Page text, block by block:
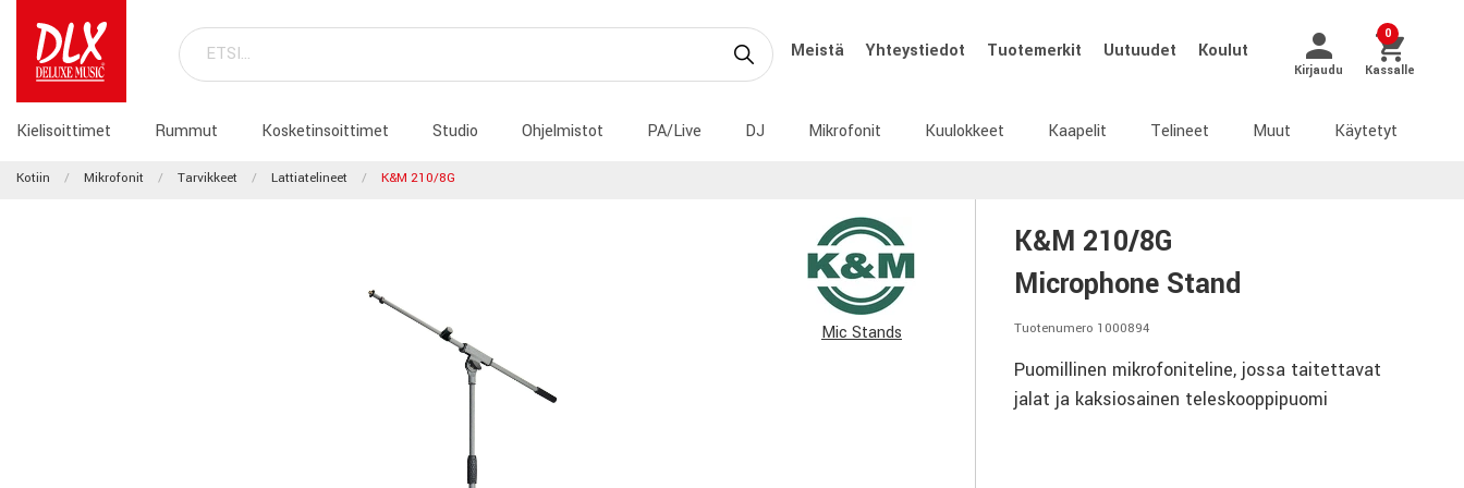
Meistä Yhteystiedot Tuotemerkit Uutuudet Koulut
Kirjaudu
0
Kassalle
Kielisoittimet Rummut Kosketinsoittimet Studio Ohjelmistot PA/Live DJ Mikrofonit Kuulokkeet Kaapelit Telineet Muut Käytetyt
Kotiin Mikrofonit Tarvikkeet Lattiatelineet K&M 210/8G
Mic Stands
K&M 210/8G
Microphone Stand
Tuotenumero 1000894
Puomillinen mikrofoniteline, jossa taitettavat
jalat ja kaksiosainen teleskooppipuomi